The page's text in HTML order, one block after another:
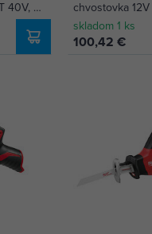
40V, 0-
chvostovka 12V
batérie
skladom 1 ks
100,42 €